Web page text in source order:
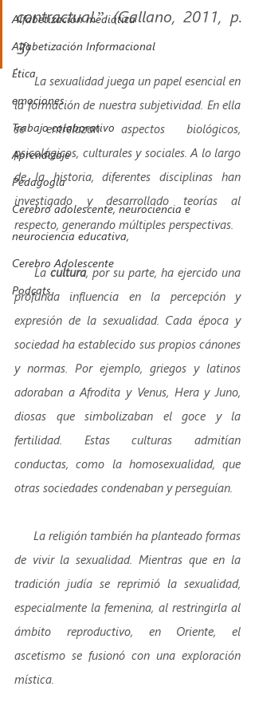
Alfabetización mediática
Alfabetización Informacional
Ética
emociones
Trabajo colaborativo
Aprendizaje
Pedagogía
Cerebro adolescente, neurociencia e
neurociencia educativa,
Cerebro Adolescente
Podcats
contractual.” (Gallano, 2011, p.
3)
      La sexualidad juega un papel esencial en
la formación de nuestra subjetividad. En ella
se entrelazan aspectos biológicos,
psicológicos, culturales y sociales. A lo largo
de la historia, diferentes disciplinas han
investigado y desarrollado teorías al
respecto, generando múltiples perspectivas.
     La
cultura, por su parte, ha ejercido una
profunda influencia en la percepción y
expresión de la sexualidad. Cada época y
sociedad ha establecido sus propios cánones
y normas. Por ejemplo, griegos y latinos
adoraban a Afrodita y Venus, Hera y Juno,
diosas que simbolizaban el goce y la
fertilidad. Estas culturas admitían
conductas, como la homosexualidad, que
otras sociedades condenaban y perseguían.
de vivir la sexualidad. Mientras que en la
tradición judía se reprimió la sexualidad,
especialmente la femenina, al restringirla al
ámbito reproductivo, en Oriente, el
ascetismo se fusionó con una exploración
mística.